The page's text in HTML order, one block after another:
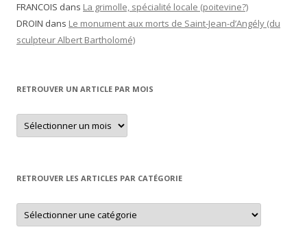
FRANCOIS dans La grimolle, spécialité locale (poitevine?)
DROIN dans Le monument aux morts de Saint-Jean-d’Angély (du
sculpteur Albert Bartholomé)
RETROUVER UN ARTICLE PAR MOIS
Retrouver
un
article
RETROUVER LES ARTICLES PAR CATÉGORIE
Retrouver
les
articles